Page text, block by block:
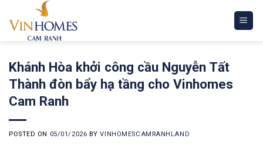
content
Khánh Hòa khởi công cầu Nguyễn Tất
Thành đòn bẩy hạ tầng cho Vinhomes
Cam Ranh
POSTED ON 05/01/2026 BYVINHOMESCAMRANHLAND